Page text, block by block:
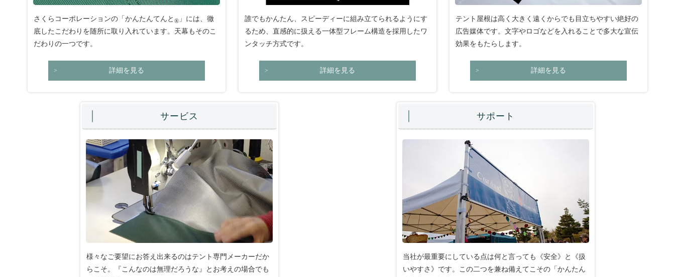
さくらコーポレーションの「かんたんてんと ®」には、徹
底したこだわりを随所に取り入れています。天幕もそのこ
だわりの一つです。
詳細を見る
誰でもかんたん、スピーディーに組み立てられるようにす
るため、直感的に扱える一体型フレーム構造を採用したワ
ンタッチ方式です。
詳細を見る
テント屋根は高く大きく遠くからでも目立ちやすい絶好の
広告媒体です。文字やロゴなどを入れることで多大な宣伝
効果をもたらします。
詳細を見る
サービス
様々なご要望にお答え出来るのはテント専門メーカーだか
らこそ。『こんなのは無理だろうな』とお考えの場合でも
サポート
当社が最重要にしている点は何と言っても《安全》と《扱
いやすさ》です。この二つを兼ね備えてこその「かんたん